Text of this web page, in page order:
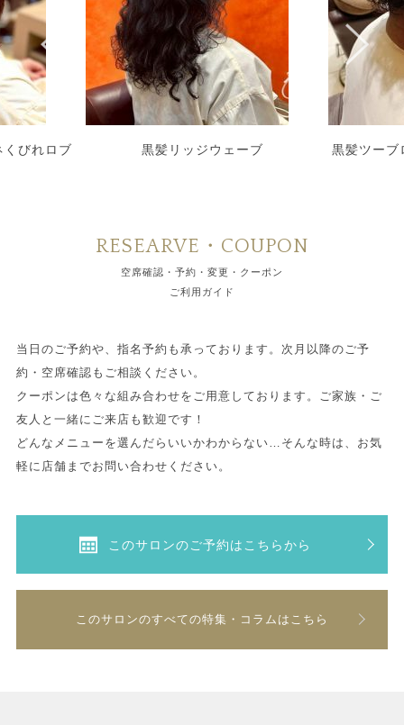
びれロブ 黒髪リッジウェーブ 黒髪ツーブ
RESEARVE・COUPON
空席確認・予約・変更・クーポン
ご利用ガイド
当日のご予約や、指名予約も承っております。次月以降のご予
約・空席確認もご相談ください。
クーポンは色々な組み合わせをご用意しております。ご家族・ご
友人と一緒にご来店も歓迎です！
どんなメニューを選んだらいいかわからない…そんな時は、お気
軽に店舗までお問い合わせください。
このサロンのご予約はこちらから
このサロンのすべての特集・コラムはこちら